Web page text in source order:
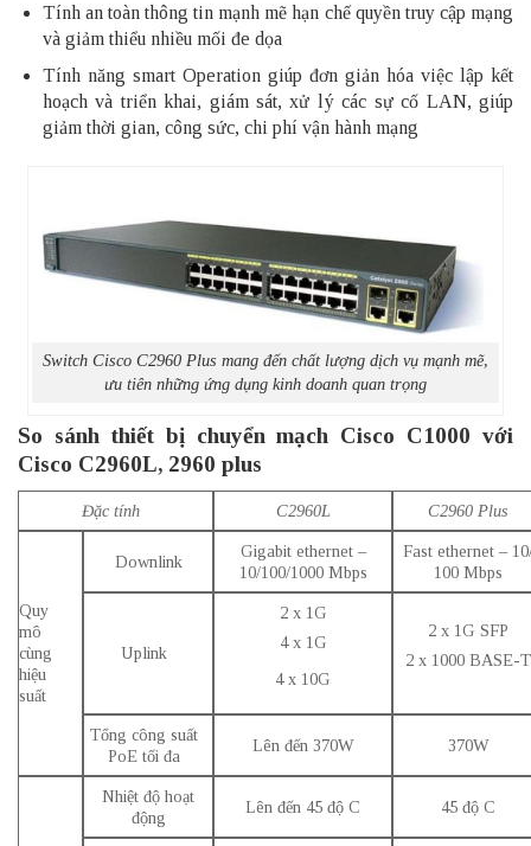
Tính an toàn thông tin mạnh mẽ hạn chế quyền truy cập mạng
và giảm thiểu nhiều mối đe dọa
Tính năng smart Operation giúp đơn giản hóa việc lập kết
hoạch và triển khai, giám sát, xử lý các sự cố LAN, giúp
giảm thời gian, công sức, chi phí vận hành mạng
Switch Cisco C2960 Plus mang đến chất lượng dịch vụ mạnh mẽ,
ưu tiên những ứng dụng kinh doanh quan trọng
So sánh thiết bị chuyển mạch Cisco C1000 với
Cisco C2960L, 2960 plus
Đặc tính C2960L C2960 Plus
Quy
mô
cùng
hiệu
suất
Downlink
Gigabit ethernet –
10/100/1000 Mbps
Fast ethernet –
100 Mbps
Uplink
2 x 1G
4 x 1G
4 x 10G
2 x 1G SFP
2 x 1000 BASE-T
Tổng công suất
PoEtối đa
Lên đến 370W 370W
Nhiệt độ hoạt
động
Lên đến 45 độ C 45 độ C